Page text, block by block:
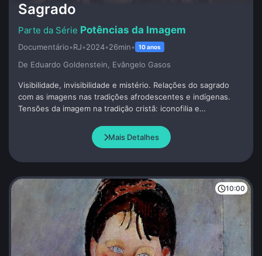
Sagrado
Potências da Imagem
Documentário•RJ•2024•26min• 10 anos
De Eduardo Goldenstein, Evângelo Gasos
Visibilidade, invisibilidade e mistério. Relações do sagrado
com as imagens nas tradições afrodescentes e indígenas.
Tensões da imagem na tradição cristã: iconofilia e
Mais Detalhes
10:00